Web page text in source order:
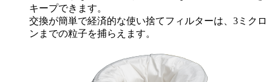
キープできます。
交換が簡単で経済的な使い捨てフィルターは、3ミクロ
ンまでの粒子を捕らえます。